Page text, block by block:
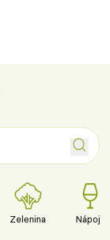
Zelenina Nápoje